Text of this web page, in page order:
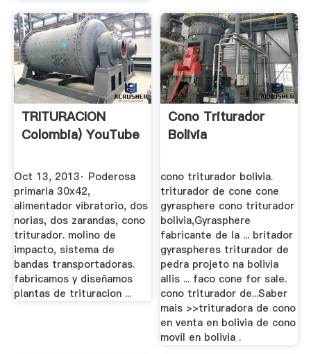
TRITURACION
Colombia) YouTube
Oct 13, 2013· Poderosa
primaria 30x42,
alimentador vibratorio, dos
norias, dos zarandas, cono
triturador. molino de
impacto, sistema de
bandas transportadoras.
fabricamos y diseñamos
plantas de trituracion ...
Cono Triturador
Bolivia
cono triturador bolivia.
triturador de cone cone
gyrasphere cono triturador
bolivia,Gyrasphere
fabricante de la ... britador
gyraspheres triturador de
pedra projeto na bolivia
allis ... faco cone for sale.
cono triturador de...Saber
mais >>trituradora de cono
en venta en bolivia de cono
movil en bolivia .